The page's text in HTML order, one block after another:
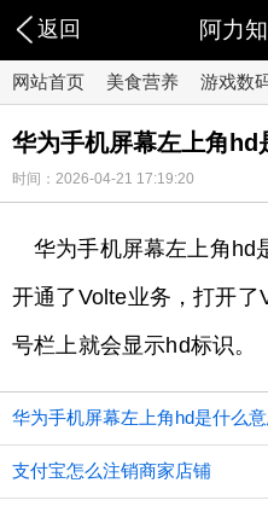
返回 阿力
网站首页 美食营养 游戏数
华为手机屏幕左上角hd
时间：2026-04-21 17:19:20
华为手机屏幕左上角hd
开通了Volte业务，打开
号栏上就会显示hd标识。
华为手机屏幕左上角hd是什么
支付宝怎么注销商家店铺